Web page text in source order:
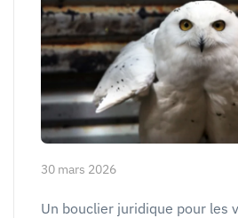
30 mars 2026
Un bouclier juridique pour les